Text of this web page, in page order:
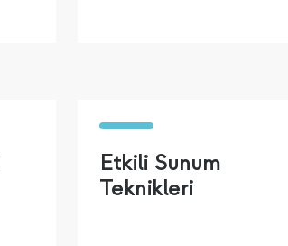
Etkili Sunum
Teknikleri